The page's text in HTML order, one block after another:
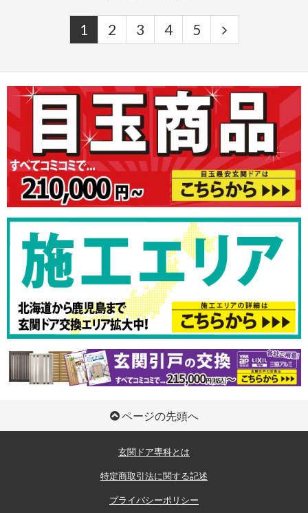
1 2 3 4 5
ページの先頭へ
玄関ドア専科とは
特定商取引法に関する記述
プライバシーポリシー